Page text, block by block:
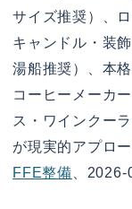
サイズ推奨）、
キャンドル・装
湯船推奨）、本
コーヒーメーカ
ス・ワインクー
が現実的アプロ
FFE整備 、2026-